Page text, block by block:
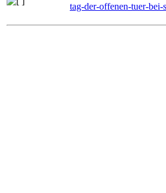
tag-der-offenen-tuer-